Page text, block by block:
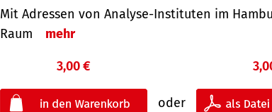
Mit Adressen von Analyse-Insti­tuten im
Raum
mehr
3,00 €
oder